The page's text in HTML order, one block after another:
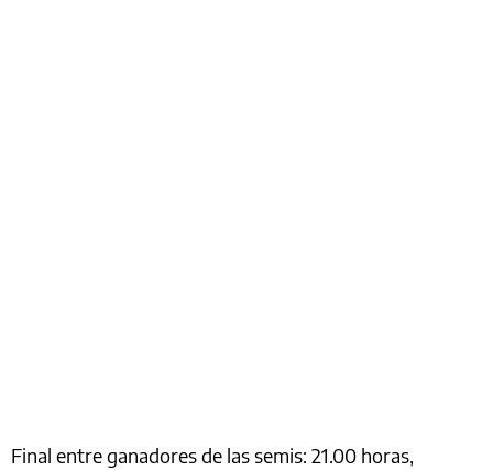
Final entre ganadores de las semis: 21.00 horas,